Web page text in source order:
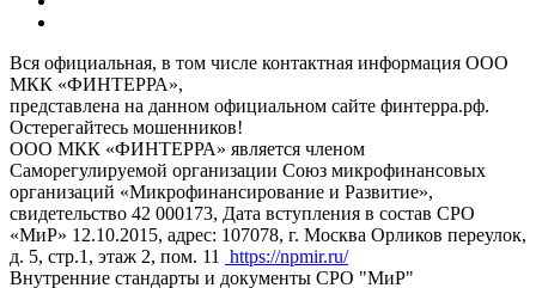
Вся официальная, в том числе контактная информация ООО
МКК «ФИНТЕРРА»,
представлена на данном официальном сайте финтерра.рф.
Остерегайтесь мошенников!
ООО МКК «ФИНТЕРРА» является членом
Саморегулируемой организации Союз микрофинансовых
организаций «Микрофинансирование и Развитие»,
свидетельство 42 000173, Дата вступления в состав СРО
«МиР» 12.10.2015, адрес: 107078, г. Москва Орликов переулок,
д. 5, стр.1, этаж 2, пом. 11
https://npmir.ru/
Внутренние стандарты и документы СРО "МиР"